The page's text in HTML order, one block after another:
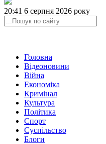
20:41 6 серпня 2026 року
Головна
Відеоновини
Війна
Економіка
Кримінал
Культура
Політика
Спорт
Суспільство
Блоги